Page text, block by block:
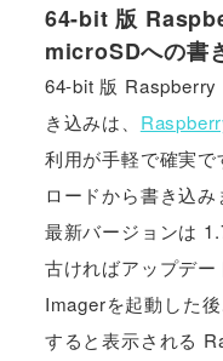
64-bit 版
microSDへの書
64-bit 版
き込みは、
利用が手軽で確実
ロードから書き込
最新バージョンは
古ければアップデー
Imagerを起動した
すると表示される